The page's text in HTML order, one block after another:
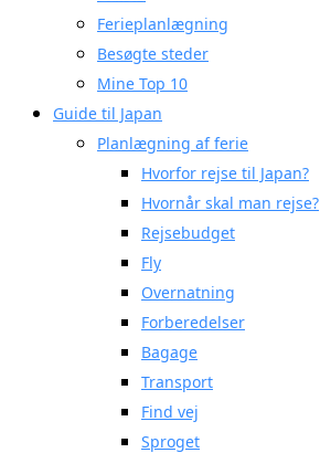
Ferieplanlægning
Besøgte steder
Mine Top 10
Guide til Japan
Planlægning af ferie
Hvorfor rejse til Japan?
Hvornår skal man rejse?
Rejsebudget
Fly
Overnatning
Forberedelser
Bagage
Transport
Find vej
Sproget